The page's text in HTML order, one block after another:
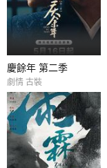
慶餘年 第二季
劇情 古裝